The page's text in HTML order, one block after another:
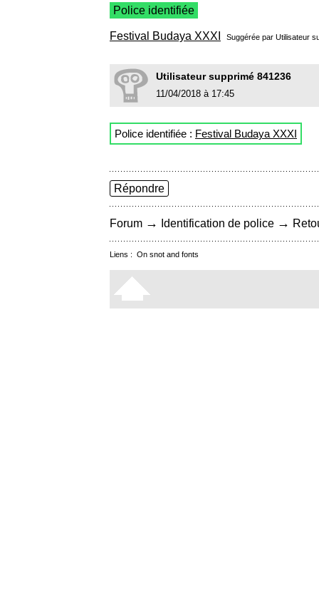
Police identifiée
Festival Budaya XXXI Suggérée par Utilisateur
Utilisateur supprimé 841236
11/04/2018 à 17:45
Police identifiée : Festival Budaya XXXI
Répondre
Forum → Identification de police →
Liens : On snot and fonts